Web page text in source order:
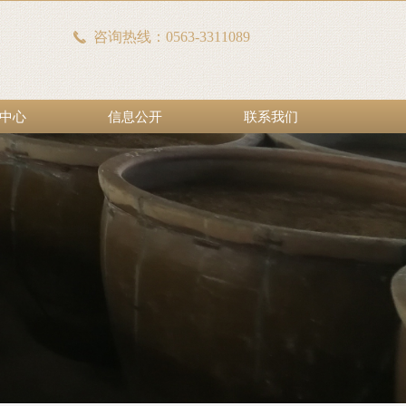
끅 咨询热线：0563-3311089
心
心
信息公开
信息公开
联系我们
联系我们